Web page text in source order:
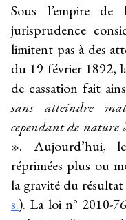
Sous l’empire de
jurisprudence
limitent pas à des
du 19 février 1892,
de cassation fait
sans atteindre
cependant de nature
». Aujourd’hui,
réprimées plus ou
la gravité du
s.). La loi n° 2010-